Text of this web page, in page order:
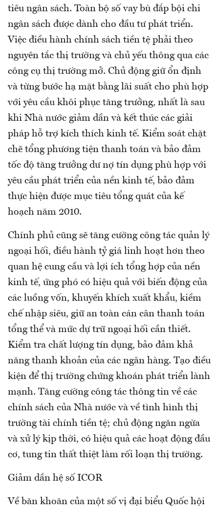
tiêu ngân sách. Toàn bộ số vay bù đắp bội chi
ngân sách được dành cho đầu tư phát triển.
Việc điều hành chính sách tiền tệ phải theo
nguyên tắc thị trường và chủ yếu thông qua các
công cụ thị trường mở. Chủ động giữ ổn định
và từng bước hạ mặt bằng lãi suất cho phù hợp
với yêu cầu khôi phục tăng trưởng, nhất là sau
khi Nhà nước giảm dần và kết thúc các giải
pháp hỗ trợ kích thích kinh tế. Kiểm soát chặt
chẽ tổng phương tiện thanh toán và bảo đảm
tốc độ tăng trưởng dư nợ tín dụng phù hợp với
yêu cầu phát triển của nền kinh tế, bảo đảm
thực hiện được mục tiêu tổng quát của kế
hoạch năm 2010.
Chính phủ cũng sẽ tăng cường công tác quản lý
ngoại hối, điều hành tỷ giá linh hoạt hơn theo
quan hệ cung cầu và lợi ích tổng hợp của nền
kinh tế, ứng phó có hiệu quả với biến động của
các luồng vốn, khuyến khích xuất khẩu, kiềm
chế nhập siêu, giữ an toàn cán cân thanh toán
tổng thể và mức dự trữ ngoại hối cần thiết.
Kiểm tra chất lượng tín dụng, bảo đảm khả
năng thanh khoản của các ngân hàng. Tạo điều
kiện để thị trường chứng khoán phát triển lành
mạnh. Tăng cường công tác thông tin về các
chính sách của Nhà nước và về tình hình thị
trường tài chính tiền tệ; chủ động ngăn ngừa
và xử lý kịp thời, có hiệu quả các hoạt động đầu
cơ, tung tin thất thiệt làm rối loạn thị trường.
Giảm dần hệ số ICOR
Về băn khoăn của một số vị đại biểu Quốc hội